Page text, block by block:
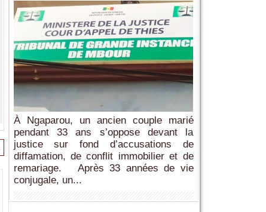
À Ngaparou, un ancien couple marié
pendant 33 ans s’oppose devant la
justice sur fond d’accusations de
diffamation, de conflit immobilier et de
remariage. Après 33 années de vie
conjugale, un...